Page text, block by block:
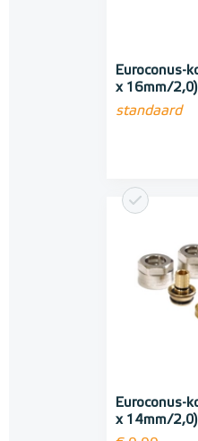
Euroconus-
x 16mm/
standaard
Euroconus-
x 14mm/